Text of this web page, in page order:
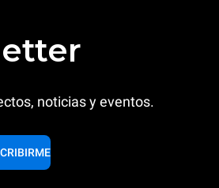
noticias y eventos.